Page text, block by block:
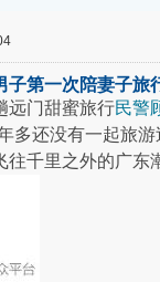
子第一次陪妻子旅
远门甜蜜旅行民警
多还没有一起旅
往千里之外的广东